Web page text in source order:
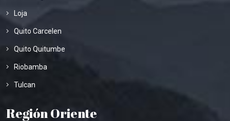
Loja
Quito Carcelen
Quito Quitumbe
Riobamba
Tulcan
Región Oriente